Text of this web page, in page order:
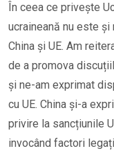
În ceea ce privește
ucraineană nu este
China și UE. Am
de a promova
și ne-am exprimat
cu UE. China și-a
privire la sancțiunile
invocând factori